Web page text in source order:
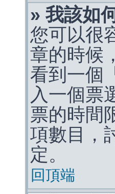
» 我該如
您可以很
章的時候
看到一個
入一個票
票的時間
項數目，
定。
回頂端